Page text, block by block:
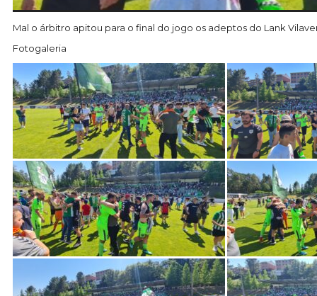
Mal o árbitro apitou para o final do jogo os adeptos do Lank
Fotogaleria